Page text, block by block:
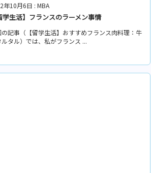
年10月6日 : MBA
学生活】フランスのラーメン事情
の記事（【留学生活】おすすめフランス肉料理：牛
ルタル）では、私がフランス ...